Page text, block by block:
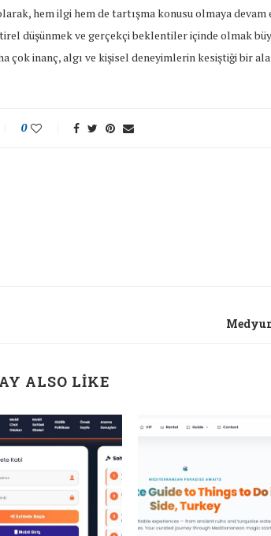
hem ilgi hem de tartışma konusu olmaya
düşünmek ve gerçekçi beklentiler içinde olmak
çok inanç, algı ve kişisel deneyimlerin kesiştiği bir
0
ALSO LIKE